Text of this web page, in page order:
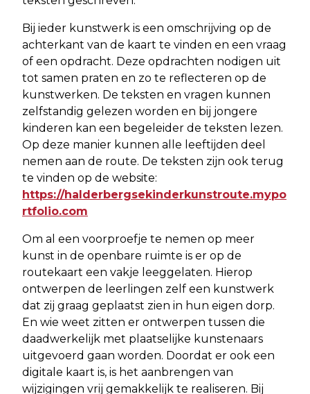
Bij ieder kunstwerk is een omschrijving op de
achterkant van de kaart te vinden en een vraag
of een opdracht. Deze opdrachten nodigen uit
tot samen praten en zo te reflecteren op de
kunstwerken. De teksten en vragen kunnen
zelfstandig gelezen worden en bij jongere
kinderen kan een begeleider de teksten lezen.
Op deze manier kunnen alle leeftijden deel
nemen aan de route. De teksten zijn ook terug
te vinden op de website:
https://halderbergsekinderkunstroute.mypo
rtfolio.com
Om al een voorproefje te nemen op meer
kunst in de openbare ruimte is er op de
routekaart een vakje leeggelaten. Hierop
ontwerpen de leerlingen zelf een kunstwerk
dat zij graag geplaatst zien in hun eigen dorp.
En wie weet zitten er ontwerpen tussen die
daadwerkelijk met plaatselijke kunstenaars
uitgevoerd gaan worden. Doordat er ook een
digitale kaart is, is het aanbrengen van
wijzigingen vrij gemakkelijk te realiseren. Bij